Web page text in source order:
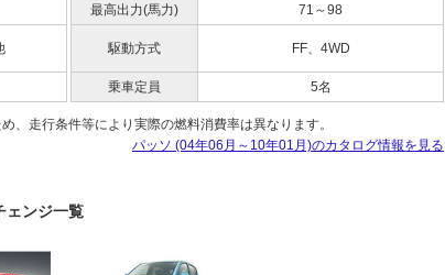
最高出力(馬力)
71～98
駆動方式 FF、4WD
乗車定員 5名
走行条件等により実際の燃料消費率は異なります。
パッソ (04年06月～10年01月)のカタログ情報を見る
ェンジ一覧